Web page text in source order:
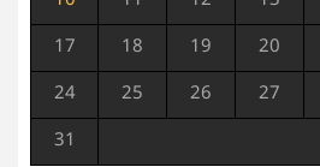
17 18 19 20
24 25 26 27
31